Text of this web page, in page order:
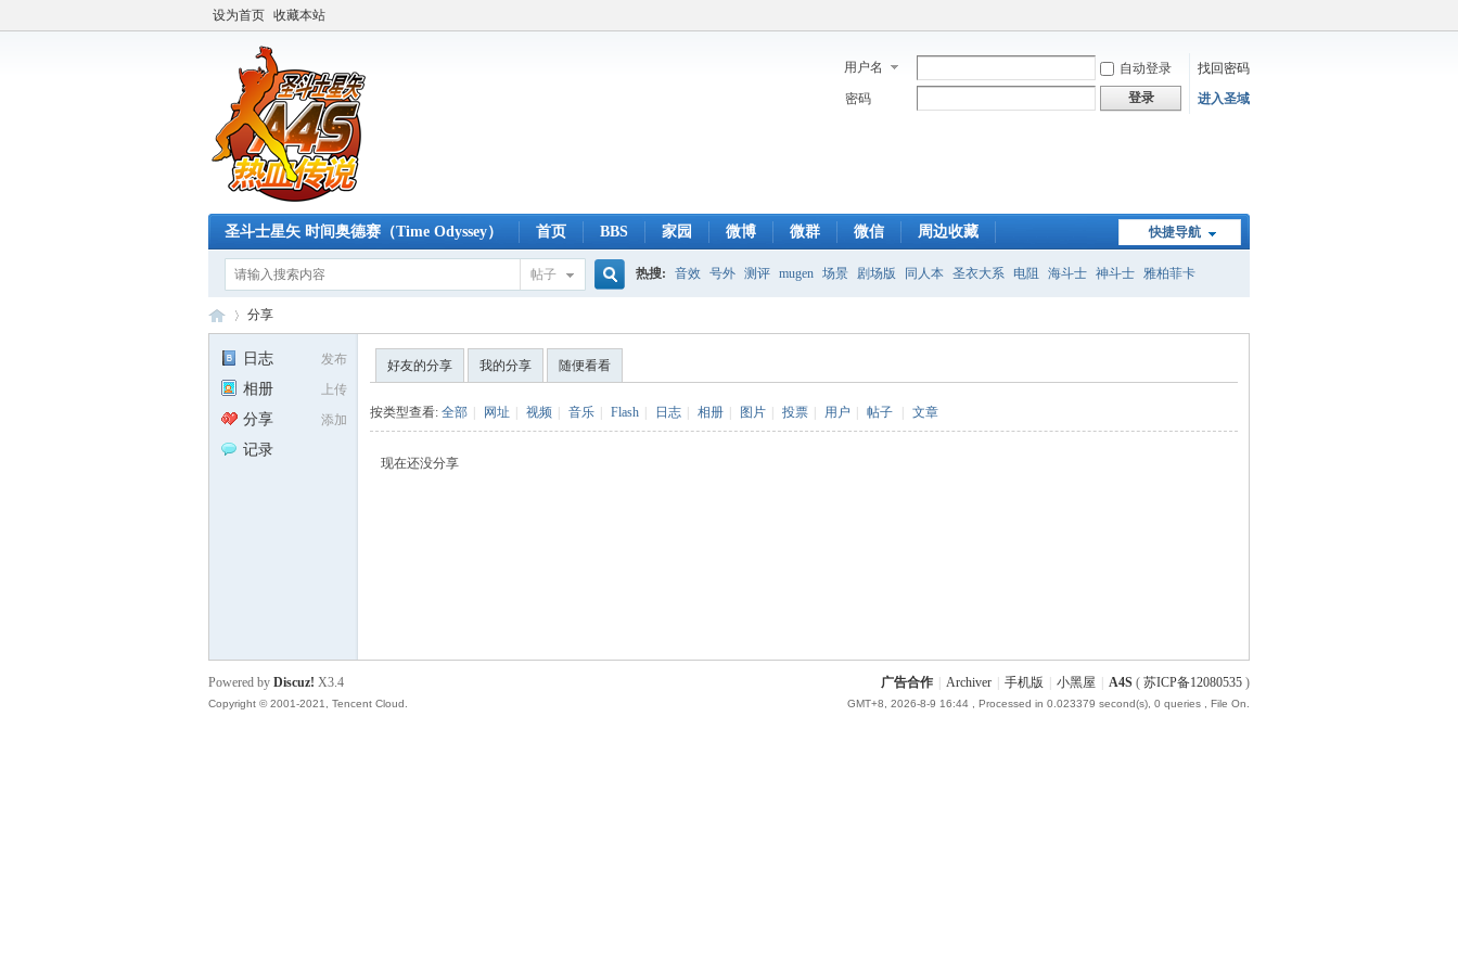
设为首页 收藏本站
用户名 自动登录
找回密码
密码
登录 进入圣域
快捷导航
圣斗士星矢 时间奥德赛（Time Odyssey） 首页 BBS 家园 微博 微群 微信 周边收藏
帖子 热搜: 音效 号外 测评 mugen 场景 剧场版 同人本 圣衣大系 电阻 海斗士 神斗士 雅柏菲卡
分享
发布
日志
上传
相册
添加
分享
记录
好友的分享 我的分享 随便看看
按类型查看: 全部 网址 视频 音乐 Flash 日志 相册 图片 投票 用户 帖子 文章
现在还没分享
广告合作 Archiver 手机版 小黑屋 A4S ( 苏ICP备12080535 )
GMT+8, 2026-8-9 16:44 , Processed in 0.023379 second(s), 0 queries , File On.
Powered by Discuz! X3.4
Copyright © 2001-2021, Tencent Cloud.